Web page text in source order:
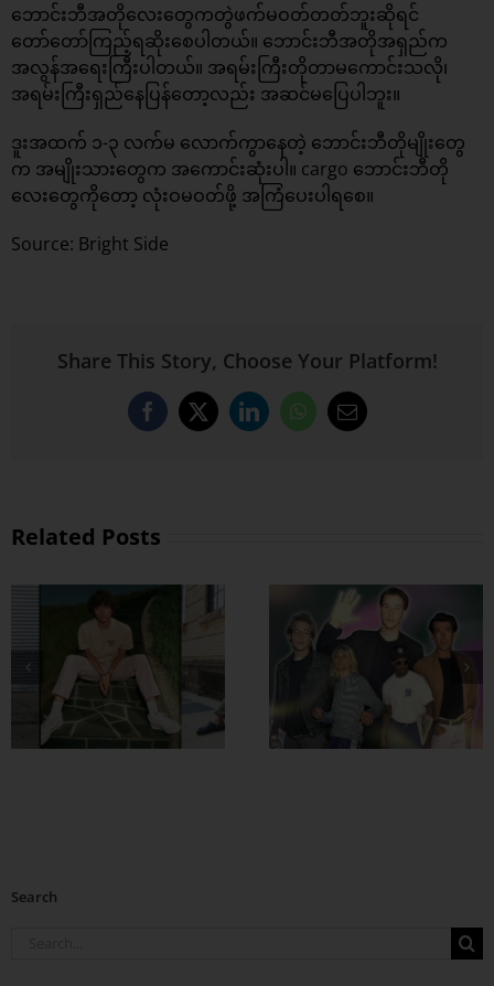
ဘောင်းဘီအတိုလေးတွေကတွဲဖက်မဝတ်တတ်ဘူးဆိုရင်
တော်တော်ကြည့်ရဆိုးစေပါတယ်။ ဘောင်းဘီအတိုအရှည်က
အလွန်အရေးကြီးပါတယ်။ အရမ်းကြီးတိုတာမကောင်းသလို၊
အရမ်းကြီးရှည်နေပြန်တော့လည်း အဆင်မပြေပါဘူး။
ဒူးအထက် ၁-၃ လက်မ လောက်ကွာနေတဲ့ ဘောင်းဘီတိုမျိုးတွေ
က အမျိုးသားတွေက အကောင်းဆုံးပါ။ cargo ဘောင်းဘီတို
လေးတွေကိုတော့ လုံးဝမဝတ်ဖို့ အကြံပေးပါရစေ။
Source: Bright Side
Share This Story, Choose Your Platform!
Facebook
X LinkedInWhatsApp
Email
Related Posts
အထာကျတဲ့ 90s
ဖက်ရှင်တွေ ဖြုတ်
ကြမယ်
Search